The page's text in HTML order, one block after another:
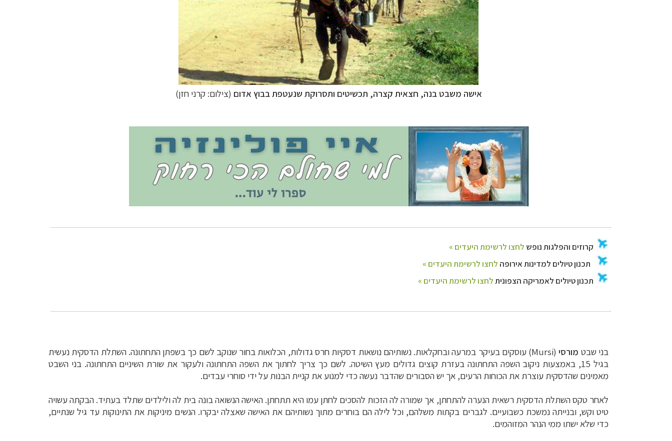
אישה משבט בנה, חצאית קצרה, תכשיטים ותסרוקת שנעטפת בבוץ אדום (צילום: קרני חזן)
קרוזים והפלגות נופשלחצו לרשימת היעדים »
תכנון טיולים למדינות אירופהלחצו לרשימת היעדים »
בני שבט מורסי
(Mursi) עוסקים בעיקר במרעה ובחקלאות. נשותיהם נושאות דסקיות חרס גדולות, הכלואות בחור שנוקב לשם כך בשפתן התחתונה. השתלת הדסקית נעשית
בגיל 15, באמצעות ניקוב השפה התחתונה בעזרת קוצים גדולים מעץ השיטה. לשם כך צריך לחתוך את השפה התחתונה ולעקור את שורת השיניים התחתונה. בני השבט
מאמינים שהדסקית עוצרת את הכוחות הרעים, אך יש הסבורים שהדבר נעשה כדי למנוע את קניית הבנות על ידי סוחרי עבדים.
לאחר טקס השתלת הדסקית רשאית הנערה להתחתן, אך שמורה לה הזכות להסכים לחתן עמו היא תתחתן. האישה הנשואה בונה בית לה ולילדים שתלד בעתיד. הבקתה עשויה
טיט וקש, ובנייתה נמשכת כשבועיים. לגברים בקתות משלהם, וכל לילה הם בוחרים מתוך נשותיהם את האישה שאצלה יבקרו. הנשים מיניקות את התינוקות עד גיל שנתיים,
כדי שלא ישתו ממי הנהר המזוהמים.